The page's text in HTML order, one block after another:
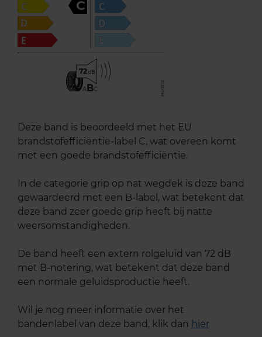
C
72
ABC
Deze band is beoordeeld met het EU
brandstofefficiëntie-label C, wat overeen komt
met een goede brandstofefficiëntie.
In de categorie grip op nat wegdek is deze band
gewaardeerd met een B-label, wat betekent dat
deze band zeer goede grip heeft bij natte
weersomstandigheden.
De band heeft een extern rolgeluid van 72 dB
met B-notering, wat betekent dat deze band
een normale geluidsproductie heeft.
Wil je nog meer informatie over het
bandenlabel van deze band, klik dan hier